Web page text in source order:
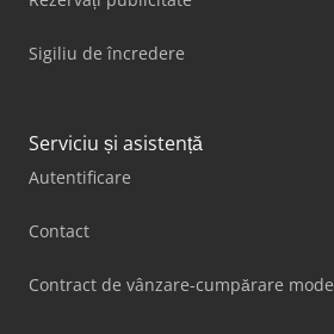
Sigiliu de încredere
Serviciu și asistență
Autentificare
Contact
Contract de vânzare-cumpărare